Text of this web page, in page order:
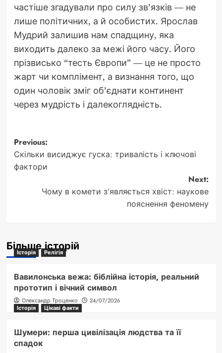
частіше згадували про силу зв’язків — не
лише політичних, а й особистих. Ярослав
Мудрий залишив нам спадщину, яка
виходить далеко за межі його часу. Його
прізвисько “тесть Європи” — це не просто
жарт чи комплімент, а визнання того, що
один чоловік зміг об’єднати континент
через мудрість і далекоглядність.
Post
navigation
Previous:
Скільки висиджує гуска: тривалість і ключові
фактори
Next:
Чому в комети з’являється хвіст: наукове
пояснення феномену
Більше історій
Історія Релігія
Вавилонська вежа: біблійна історія, реальний
прототип і вічний символ
Олександр Троценко
24/07/2026
Історія
Цікаві факти
Шумери: перша цивілізація людства та її
спадок